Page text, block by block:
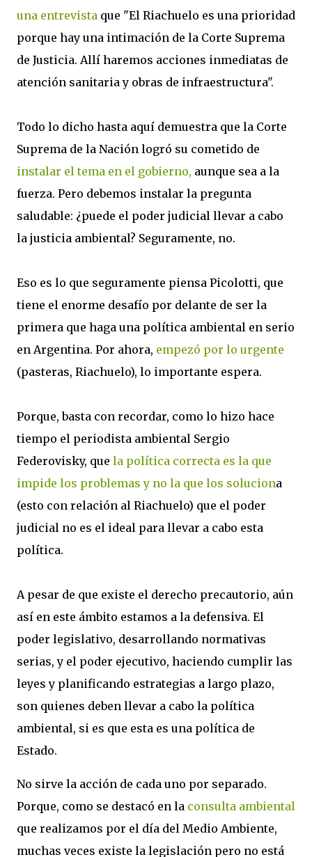
una entrevista que "El Riachuelo es una prioridad
porque hay una intimación de la Corte Suprema
de Justicia. Allí haremos acciones inmediatas de
atención sanitaria y obras de infraestructura".
Todo lo dicho hasta aquí demuestra que la Corte
Suprema de la Nación logró su cometido de
instalar el tema en el gobierno, aunque sea a la
fuerza. Pero debemos instalar la pregunta
saludable: ¿puede el poder judicial llevar a cabo
la justicia ambiental? Seguramente, no.
Eso es lo que seguramente piensa Picolotti, que
tiene el enorme desafío por delante de ser la
primera que haga una política ambiental en serio
en Argentina. Por ahora, empezó por lo urgente
(pasteras, Riachuelo), lo importante espera.
Porque, basta con recordar, como lo hizo hace
tiempo el periodista ambiental Sergio
Federovisky, que la política correcta es la que
impide los problemas y no la que los soluciona
(esto con relación al Riachuelo) que el poder
judicial no es el ideal para llevar a cabo esta
política.
A pesar de que existe el derecho precautorio, aún
así en este ámbito estamos a la defensiva. El
poder legislativo, desarrollando normativas
serias, y el poder ejecutivo, haciendo cumplir las
leyes y planificando estrategias a largo plazo,
son quienes deben llevar a cabo la política
ambiental, si es que esta es una política de
Estado.
No sirve la acción de cada uno por separado.
Porque, como se destacó en la consulta ambiental
que realizamos por el día del Medio Ambiente,
muchas veces existe la legislación pero no está